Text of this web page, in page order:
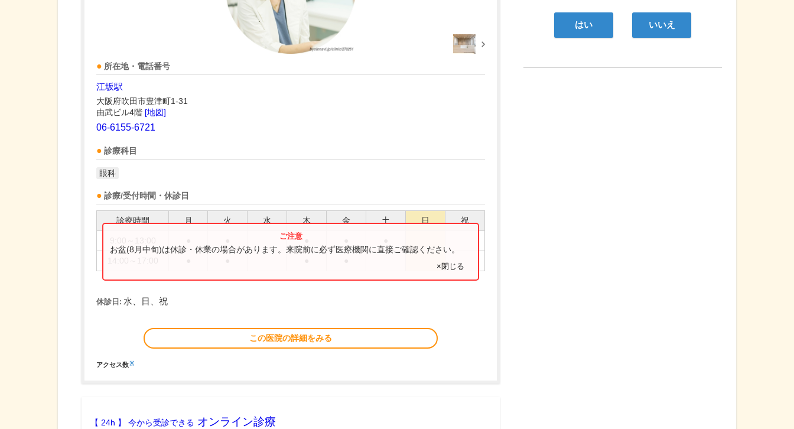
所在地・電話番号
江坂駅
大阪府吹田市豊津町1-31
由武ビル4階 [地図]
06-6155-6721
診療科目
眼科
診療/受付時間・休診日
診療時間 月 火 水 木 金 土 日 祝
お盆(8月中旬)は休診・休業の場合があります。来院前に必ず医療機関に直接ご確認ください。
×閉じる
休診日: 水、日、祝
この医院の詳細をみる
アクセス数※
【 24h 】 今から受診できる オンライン診療
はい いいえ